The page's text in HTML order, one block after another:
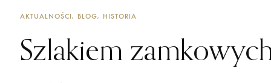
AKTUALNOŚCI BLOG HISTORIA
Szlakiem